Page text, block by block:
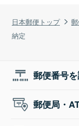
日本郵便トップ
納定
郵便番号
郵便局・